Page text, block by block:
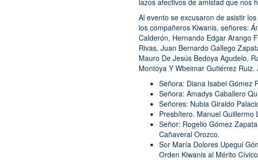
Al evento se excusaron de asistir
los compañeros Kiwanis, señores:
Calderón, Hernando Edgar Arango
Rivas, Juan Bernardo Gallego
Mauro De Jesús Bedoya Agudelo,
Montoya Y Wbeimar Gutiérrez
Señora: Diana Isabel Gómez
Señora: Amadys Caballero
Señores: Nubia Giraldo
Presbítero. Manuel Guillermo
Señor: Rogelio Gómez
Cañaveral Orozco.
Sor María Dolores Upegui
Orden Kiwanis al Mérito